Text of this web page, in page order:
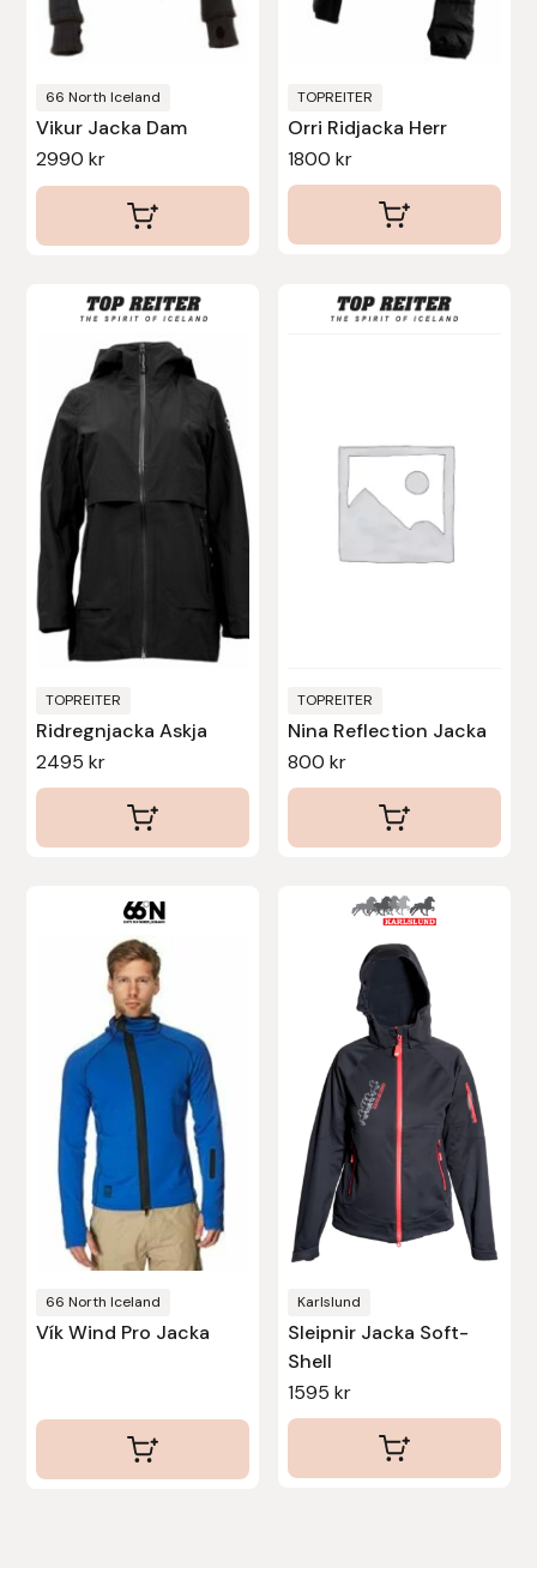
66 North Iceland
Vikur Jacka Dam
2990kr
TOPREITER
Orri Ridjacka Herr
1800 kr
väljas
produktsidan
TOPREITER
Ridregnjacka Askja
2495kr
produkten
har
flera
varianter.
alternativen
kan
väljas
produktsidan
TOPREITER
Nina Reflection Jacka
800 kr
alternativen
produktsidan
66 North Iceland
Vík Wind Pro Jacka
Karlslund
Sleipnir Jacka Soft-
Shell
1595 kr
produkten
varianter.
olika
alternativen
kan
väljas
på
produktsidan
Uhip
Veredus
Werkman Hoofcare
Willab
Wintec